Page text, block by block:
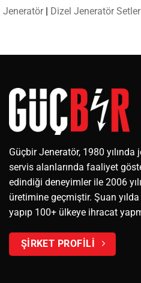
Jeneratör | Dizel Jeneratör
Güçbir Jeneratör, 1980
servis alanlarında faaliyet
edindiği deneyimler ile 2006
üretimine geçmiştir. Şuan
yapıp 100+ ülkeye ihracat
ŞİRKET PROFİLİ